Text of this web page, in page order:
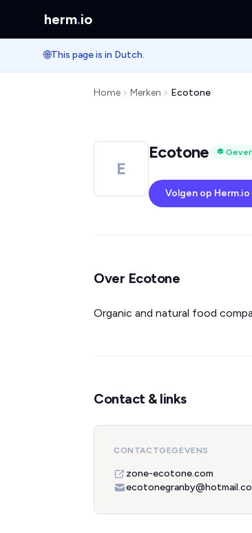
herm.io
🌐This page is in Dutch.
Home Merken Ecotone
E
Ecotone
Volgen op Herm.io
Over Ecotone
Organic and natural food
Contact & links
CONTACTGEGEVENS
zone-ecotone.com